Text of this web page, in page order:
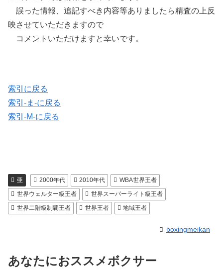
誤った情報、追記すべき内容等ありましたら精査の上反
映させていただきますので
コメントいただけますと幸いです。
索引に戻る
索引-ま-に戻る
索引-M-に戻る
亜 2000年代 2010年代
WBA世界王者
世界ウェルター級王者
世界スーパーライト級王者
世界二階級制覇王者
世界王者 地域王者
boxingmeikan
あなたにおススメボクサー